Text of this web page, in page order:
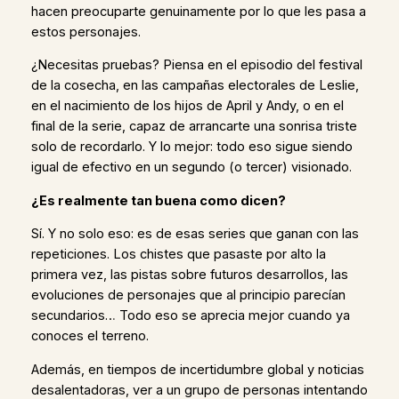
hacen preocuparte genuinamente por lo que les pasa a
estos personajes.
¿Necesitas pruebas? Piensa en el episodio del festival
de la cosecha, en las campañas electorales de Leslie,
en el nacimiento de los hijos de April y Andy, o en el
final de la serie, capaz de arrancarte una sonrisa triste
solo de recordarlo. Y lo mejor: todo eso sigue siendo
igual de efectivo en un segundo (o tercer) visionado.
¿Es realmente tan buena como dicen?
Sí. Y no solo eso: es de esas series que ganan con las
repeticiones. Los chistes que pasaste por alto la
primera vez, las pistas sobre futuros desarrollos, las
evoluciones de personajes que al principio parecían
secundarios… Todo eso se aprecia mejor cuando ya
conoces el terreno.
Además, en tiempos de incertidumbre global y noticias
desalentadoras, ver a un grupo de personas intentando